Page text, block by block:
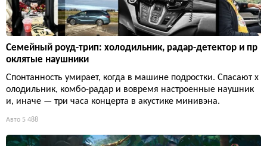
Семейный роуд-трип: холодильник, радар-детектор и пр
оклятые наушники
Спонтанность умирает, когда в машине подростки. Спасают х
олодильник, комбо-радар и вовремя настроенные наушник
и, иначе — три часа концерта в акустике минивэна.
Авто 5 488